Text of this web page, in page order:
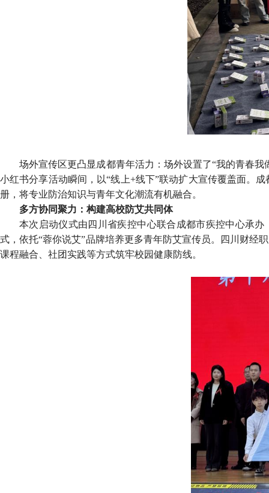
场外宣传区更凸显成都青年活力：场外设置了“我的青春
小红书分享活动瞬间，以“线上+线下”联动扩大宣传覆盖面。
册，将专业防治知识与青年文化潮流有机融合。
多方协同聚力：构建高校防艾共同体
本次启动仪式由四川省疾控中心联合成都市疾控中心承
式，依托“蓉你说艾”品牌培养更多青年防艾宣传员。四川财经
课程融合、社团实践等方式筑牢校园健康防线。